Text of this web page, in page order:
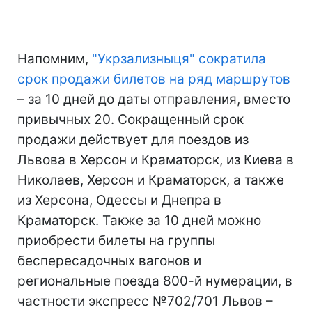
Напомним, "Укрзализныця" сократила
срок продажи билетов на ряд маршрутов
– за 10 дней до даты отправления, вместо
привычных 20. Сокращенный срок
продажи действует для поездов из
Львова в Херсон и Краматорск, из Киева в
Николаев, Херсон и Краматорск, а также
из Херсона, Одессы и Днепра в
Краматорск. Также за 10 дней можно
приобрести билеты на группы
беспересадочных вагонов и
региональные поезда 800-й нумерации, в
частности экспресс №702/701 Львов –